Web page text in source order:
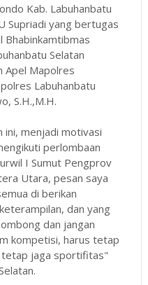
Kab. Labuhanbatu
Supriadi yang bertugas
Bhabinkamtibmas
Selatan
Apel Mapolres
Labuhanbatu
S.H.,M.H.
ini, menjadi motivasi
perlombaan
I Sumut Pengprov
Utara, pesan saya
di berikan
dan yang
dan jangan
kompetisi, harus tetap
tetap jaga sportifitas"